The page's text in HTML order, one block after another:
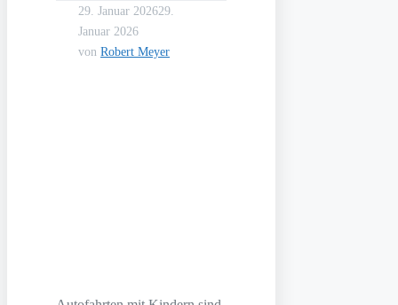
29. Januar 202629.
Januar 2026
von Robert Meyer